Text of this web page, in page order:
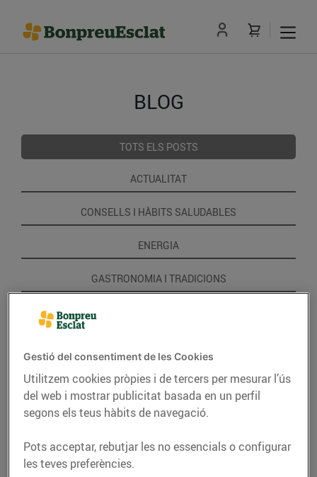
BLOG
TOTS ELS POSTS
ACTUALITAT
CONSELLS I HÀBITS SALUDABLES
ENERGIA
GASTRONOMIA I TRADICIONS
Gestió del consentiment de les Cookies
Utilitzem cookies pròpies i de tercers per mesurar l’ús
del web i mostrar publicitat basada en un perfil
segons els teus hàbits de navegació.
Pots acceptar, rebutjar les no essencials o configurar
les teves preferències.